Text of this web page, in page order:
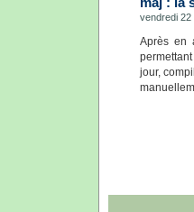
vendredi 22
Après en
jour,